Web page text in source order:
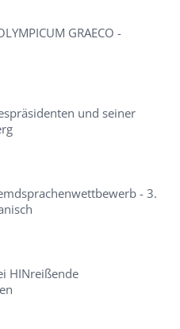
GRAECO -
und seiner
- 3.
HINreißende